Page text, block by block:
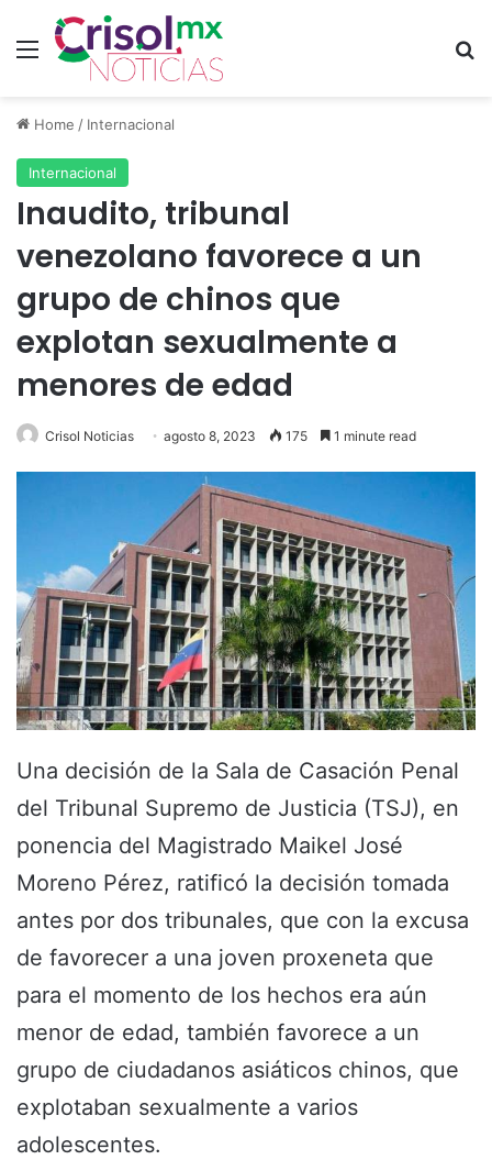
Menu
Home / Internacional
Internacional
Inaudito, tribunal
venezolano favorece a un
grupo de chinos que
explotan sexualmente a
menores de edad
Crisol Noticias agosto 8, 2023 175 1 minute read
Una decisión de la Sala de Casación Penal
del Tribunal Supremo de Justicia (TSJ), en
ponencia del Magistrado Maikel José
Moreno Pérez, ratificó la decisión tomada
antes por dos tribunales, que con la excusa
de favorecer a una joven proxeneta que
para el momento de los hechos era aún
menor de edad, también favorece a un
grupo de ciudadanos asiáticos chinos, que
explotaban sexualmente a varios
adolescentes.